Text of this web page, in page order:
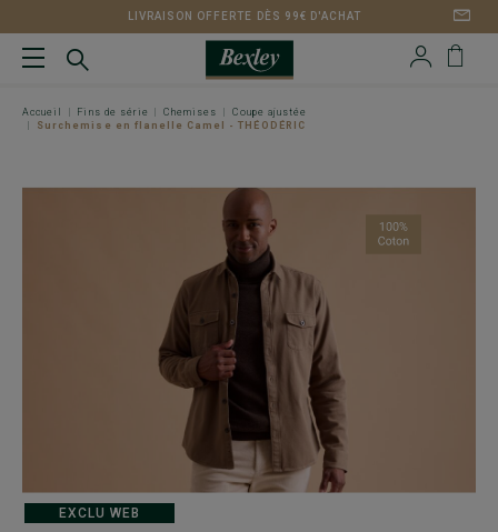
LIVRAISON OFFERTE DÈS 99€ D'ACHAT
Accueil Fins de série Chemises
Coupe ajustée
Surchemise en flanelle Camel - THÉODÉRIC
EXCLU WEB